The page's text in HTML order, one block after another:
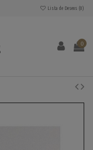
Lista de Deseos (0)
0